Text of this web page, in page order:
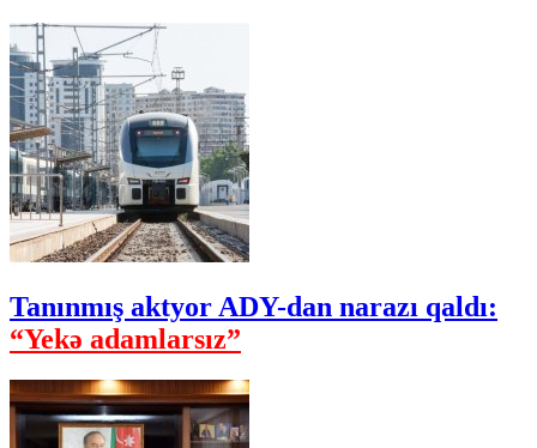
Tanınmış aktyor ADY-dan narazı qaldı:
“Yekə adamlarsız”